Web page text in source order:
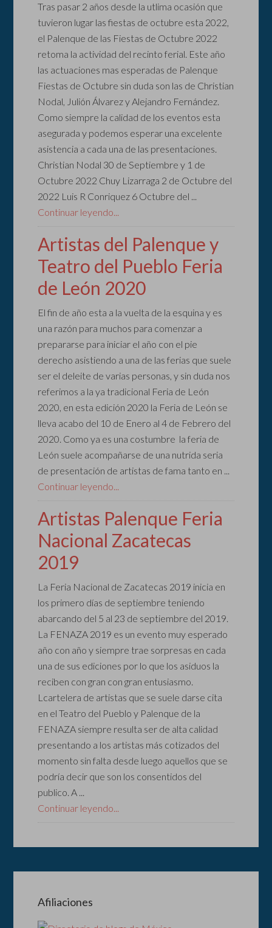
Tras pasar 2 años desde la utlima ocasión que
tuvieron lugar las fiestas de octubre esta 2022,
el Palenque de las Fiestas de Octubre 2022
retoma la actividad del recinto ferial. Este año
las actuaciones mas esperadas de Palenque
Fiestas de Octubre sin duda son las de Christian
Nodal, Julión Álvarez y Alejandro Fernández.
Como siempre la calidad de los eventos esta
asegurada y podemos esperar una excelente
asistencia a cada una de las presentaciones.
Christian Nodal 30 de Septiembre y 1 de
Octubre 2022 Chuy Lizarraga 2 de Octubre del
2022 Luis R Conriquez 6 Octubre del ...
Continuar leyendo...
Artistas del Palenque y
Teatro del Pueblo Feria
de León 2020
El fin de año esta a la vuelta de la esquina y es
una razón para muchos para comenzar a
prepararse para iniciar el año con el pie
derecho asistiendo a una de las ferias que suele
ser el deleite de varias personas, y sin duda nos
referimos a la ya tradicional Feria de León
2020, en esta edición 2020 la Feria de León se
lleva acabo del 10 de Enero al 4 de Febrero del
2020. Como ya es una costumbre la feria de
León suele acompañarse de una nutrida seria
de presentación de artistas de fama tanto en ...
Continuar leyendo...
Artistas Palenque Feria
Nacional Zacatecas
2019
La Feria Nacional de Zacatecas 2019 inicia en
los primero días de septiembre teniendo
abarcando del 5 al 23 de septiembre del 2019.
La FENAZA 2019 es un evento muy esperado
año con año y siempre trae sorpresas en cada
una de sus ediciones por lo que los asiduos la
reciben con gran con gran entusiasmo.
Lcartelera de artistas que se suele darse cita
en el Teatro del Pueblo y Palenque de la
FENAZA siempre resulta ser de alta calidad
presentando a los artistas más cotizados del
momento sin falta desde luego aquellos que se
podría decir que son los consentidos del
publico. A ...
Continuar leyendo...
Afiliaciones